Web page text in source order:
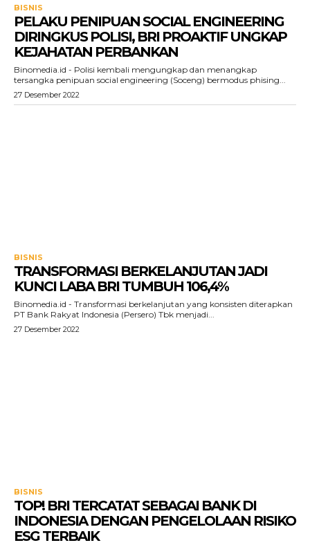
BISNIS
PELAKU PENIPUAN SOCIAL ENGINEERING
DIRINGKUS POLISI, BRI PROAKTIF UNGKAP
KEJAHATAN PERBANKAN
Binomedia.id - Polisi kembali mengungkap dan menangkap
tersangka penipuan social engineering (Soceng) bermodus phising...
27 Desember 2022
BISNIS
TRANSFORMASI BERKELANJUTAN JADI
KUNCI LABA BRI TUMBUH 106,4%
Binomedia.id - Transformasi berkelanjutan yang konsisten diterapkan
PT Bank Rakyat Indonesia (Persero) Tbk menjadi...
27 Desember 2022
BISNIS
TOP! BRI TERCATAT SEBAGAI BANK DI
INDONESIA DENGAN PENGELOLAAN RISIKO
ESG TERBAIK